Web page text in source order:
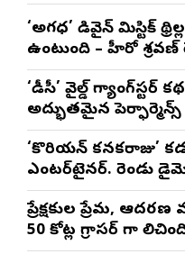
‘అగధ’ డివైన్ మిస్టిక్
ఉంటుంది – హీరో శ్రవణ్
‘డీసీ’ వైల్డ్ గ్యాంగ్‌స్టర్
అద్భుతమైన పెర్ఫార్మెన్స్
మాథేశ్వరన్
‘కొరియన్ కనకరాజు’
ఎంటర్‌టైనర్. రెండు
నటించడం చాలా
ప్రేక్షకుల ప్రేమ, ఆదరణ
50 కోట్ల గ్రాసర్ గా
సాయి రాజేష్